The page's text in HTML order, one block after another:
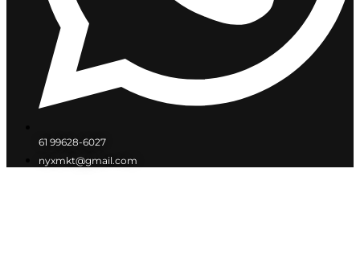
61 99628-6027
nyxmkt@gmail.com